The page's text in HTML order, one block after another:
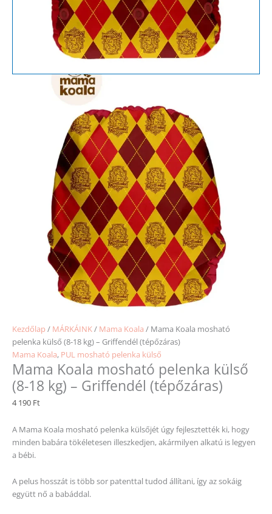
Kezdőlap / MÁRKÁINK/ Mama Koala / Mama Koala mosható
pelenka külső (8-18 kg) – Griffendél (tépőzáras)
Mama Koala, PUL mosható pelenka külső
Mama Koala mosható pelenka külső
(8-18 kg) – Griffendél (tépőzáras)
4 190 Ft
A Mama Koala mosható pelenka külsőjét úgy fejlesztették ki, hogy
minden babára tökéletesen illeszkedjen, akármilyen alkatú is legyen
a bébi.
A pelus hosszát is több sor patenttal tudod állítani, így az sokáig
együtt nő a babáddal.